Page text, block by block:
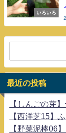
いろいろ
最近の投稿
【しんごの芽
【西洋芝15】
【野菜泥棒06